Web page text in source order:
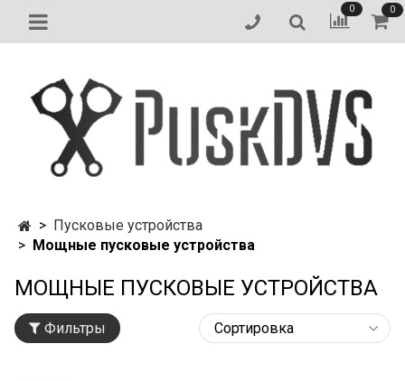
0 0
Пусковые устройства
Мощные пусковые устройства
МОЩНЫЕ ПУСКОВЫЕ УСТРОЙСТВА
Фильтры